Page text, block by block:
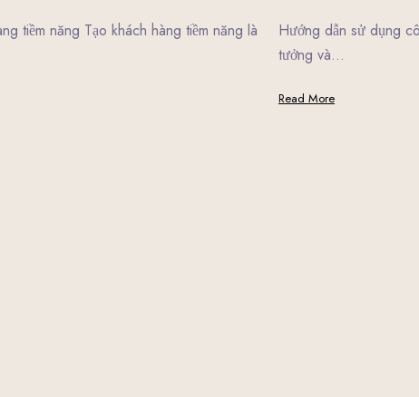
tiềm năng Tạo khách hàng tiềm năng là
Hướng dẫn sử dụng
tưởng và…
Read More